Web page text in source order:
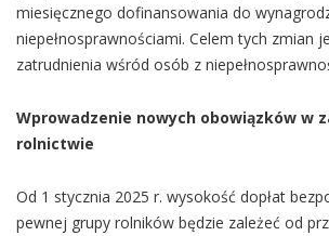
miesięcznego dofinansowania do
niepełnosprawnościami. Celem tych zmian
zatrudnienia wśród osób z
Wprowadzenie nowych obowiązków w
rolnictwie
Od 1 stycznia 2025 r. wysokość dopłat
pewnej grupy rolników będzie zależeć od